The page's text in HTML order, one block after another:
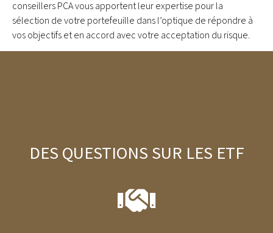
conseillers PCA vous apportent leur expertise pour la
sélection de votre portefeuille dans l’optique de répondre à
vos objectifs et en accord avec votre acceptation du risque.
DES QUESTIONS SUR LES ETF